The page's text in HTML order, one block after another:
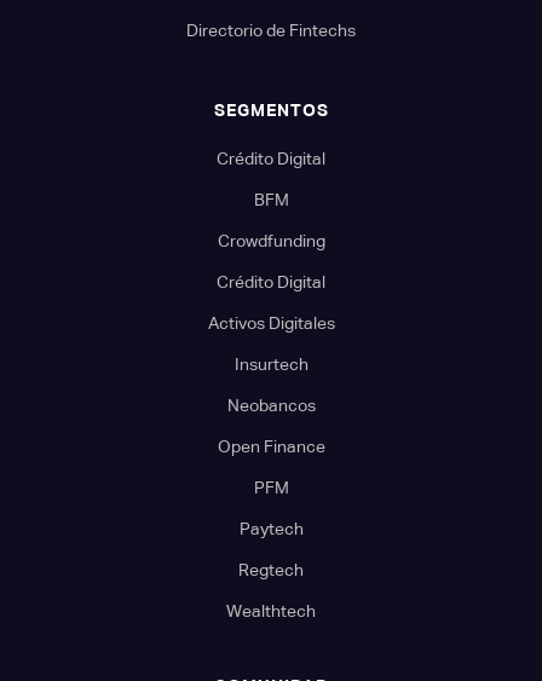
Directorio de Fintechs
SEGMENTOS
Crédito Digital
BFM
Crowdfunding
Crédito Digital
Activos Digitales
Insurtech
Neobancos
Open Finance
PFM
Paytech
Regtech
Wealthtech